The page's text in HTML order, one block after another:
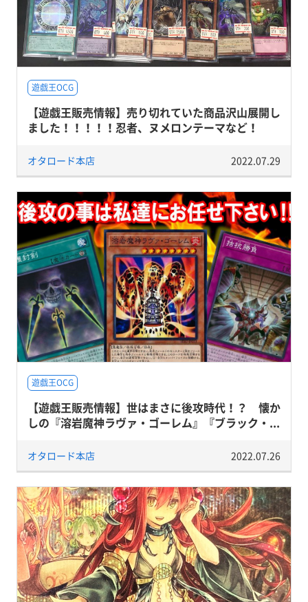
遊戯王OCG
【遊戯王販売情報】売り切れていた商品沢山展開し
ました！！！！！忍者、ヌメロンテーマなど！
オタロード本店 2022.07.29
遊戯王OCG
【遊戯王販売情報】世はまさに後攻時代！？ 懐か
しの『溶岩魔神ラヴァ・ゴーレム』『ブラック・...
オタロード本店 2022.07.26